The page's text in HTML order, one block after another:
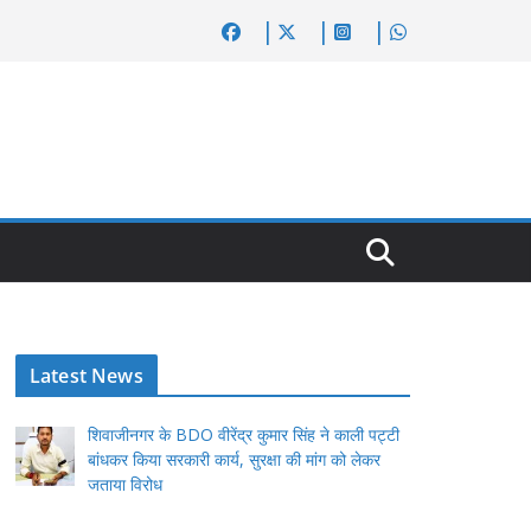
Latest News
शिवाजीनगर के BDO वीरेंद्र कुमार सिंह ने काली पट्टी
बांधकर किया सरकारी कार्य, सुरक्षा की मांग को लेकर
जताया विरोध